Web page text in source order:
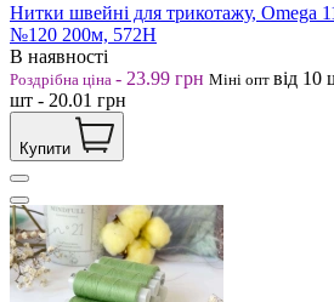
Нитки швейні для трикотажу, Omega
№120 200м, 572Н
В наявності
Роздрібна ціна - 23.99 грн Міні опт від 10
шт - 20.01 грн
Купити